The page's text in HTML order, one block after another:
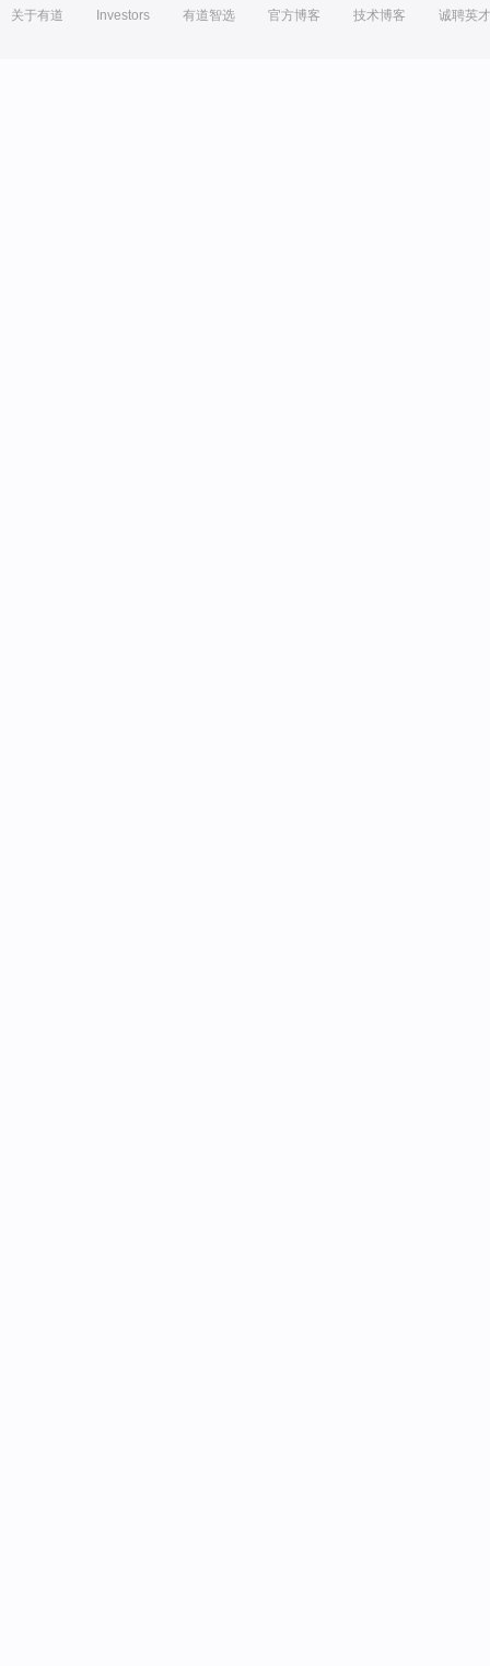
关于有道 Investors 有道智选 官方博客 技术博客 诚聘英才